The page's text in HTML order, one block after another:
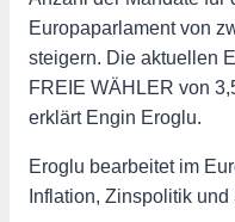
Europaparlament von
steigern. Die aktuellen
FREIE WÄHLER von
erklärt Engin Eroglu.
Eroglu bearbeitet im
Inflation, Zinspolitik